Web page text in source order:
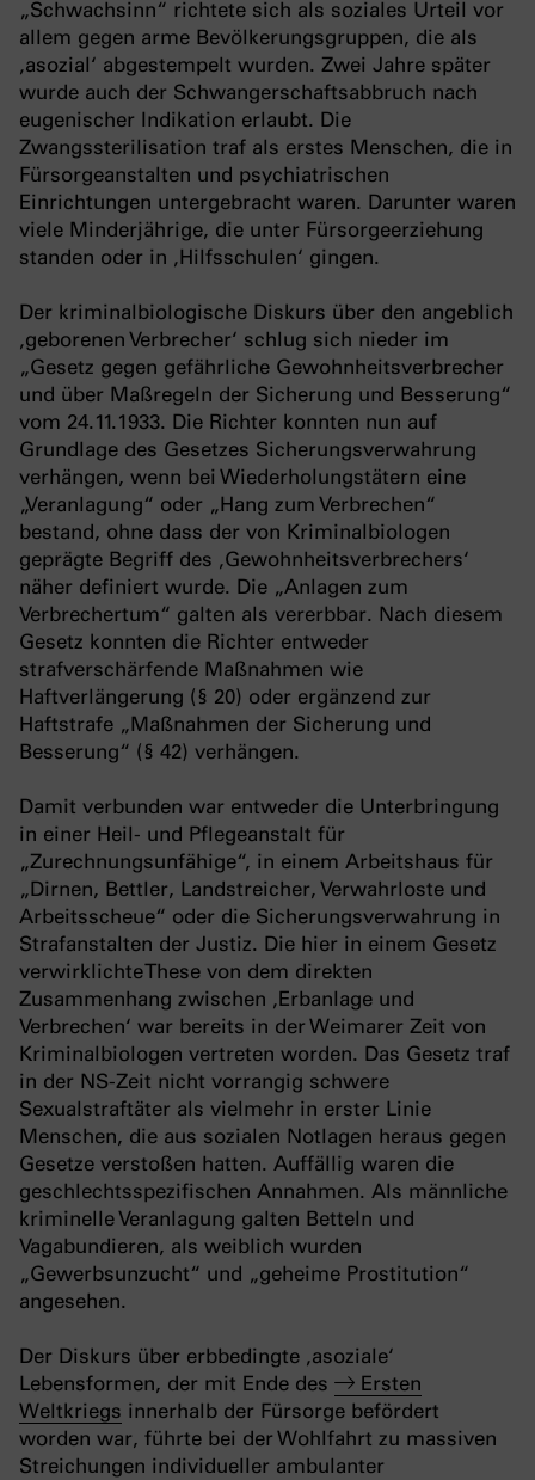
„Schwachsinn“ richtete sich als soziales Urteil vor
allem gegen arme Bevölkerungsgruppen, die als
‚asozial‘ abgestempelt wurden. Zwei Jahre später
wurde auch der Schwangerschaftsabbruch nach
eugenischer Indikation erlaubt. Die
Zwangssterilisation traf als erstes Menschen, die in
Fürsorgeanstalten und psychiatrischen
Einrichtungen untergebracht waren. Darunter waren
viele Minderjährige, die unter Fürsorgeerziehung
standen oder in ‚Hilfsschulen‘ gingen.
Der kriminalbiologische Diskurs über den angeblich
‚geborenen Verbrecher‘ schlug sich nieder im
„Gesetz gegen gefährliche Gewohnheitsverbrecher
und über Maßregeln der Sicherung und Besserung“
vom 24.11.1933. Die Richter konnten nun auf
Grundlage des Gesetzes Sicherungsverwahrung
verhängen, wenn bei Wiederholungstätern eine
„Veranlagung“ oder „Hang zum Verbrechen“
bestand, ohne dass der von Kriminalbiologen
geprägte Begriff des ‚Gewohnheitsverbrechers‘
näher definiert wurde. Die „Anlagen zum
Verbrechertum“ galten als vererbbar. Nach diesem
Gesetz konnten die Richter entweder
strafverschärfende Maßnahmen wie
Haftverlängerung (§ 20) oder ergänzend zur
Haftstrafe „Maßnahmen der Sicherung und
Besserung“ (§ 42) verhängen.
Damit verbunden war entweder die Unterbringung
in einer Heil- und Pflegeanstalt für
„Zurechnungsunfähige“, in einem Arbeitshaus für
„Dirnen, Bettler, Landstreicher, Verwahrloste und
Arbeitsscheue“ oder die Sicherungsverwahrung in
Strafanstalten der Justiz. Die hier in einem Gesetz
verwirklichte These von dem direkten
Zusammenhang zwischen ‚Erbanlage und
Verbrechen‘ war bereits in der Weimarer Zeit von
Kriminalbiologen vertreten worden. Das Gesetz traf
in der NS-Zeit nicht vorrangig schwere
Sexualstraftäter als vielmehr in erster Linie
Menschen, die aus sozialen Notlagen heraus gegen
Gesetze verstoßen hatten. Auffällig waren die
geschlechtsspezifischen Annahmen. Als männliche
kriminelle Veranlagung galten Betteln und
Vagabundieren, als weiblich wurden
„Gewerbsunzucht“ und „geheime Prostitution“
angesehen.
Der Diskurs über erbbedingte ‚asoziale‘
Lebensformen, der mit Ende des
Ersten
Weltkriegs innerhalb der Fürsorge befördert
worden war, führte bei der Wohlfahrt zu massiven
Streichungen individueller ambulanter